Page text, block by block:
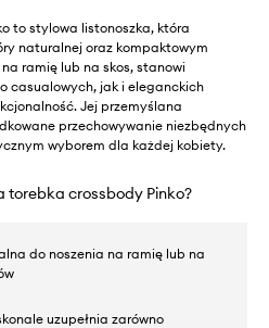
to stylowa listonoszka, która
naturalnej oraz kompaktowym
ramię lub na skos, stanowi
casualowych, jak i eleganckich
Jej przemyślana
przechowywanie niezbędnych
wyborem dla każdej kobiety.
torebka crossbody Pinko?
do noszenia na ramię lub na
uzupełnia zarówno